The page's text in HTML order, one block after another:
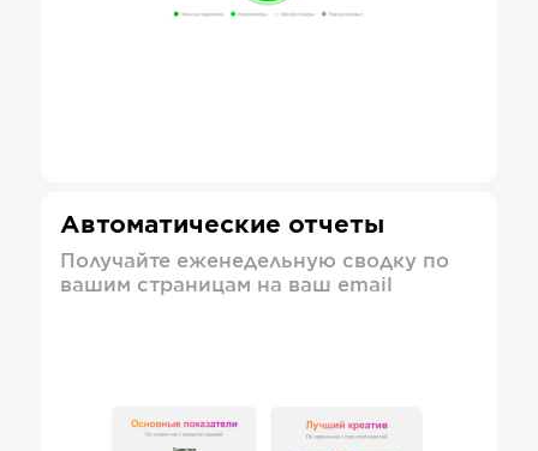
Автоматические отчеты
Получайте еженедельную сводку по
вашим страницам на ваш email